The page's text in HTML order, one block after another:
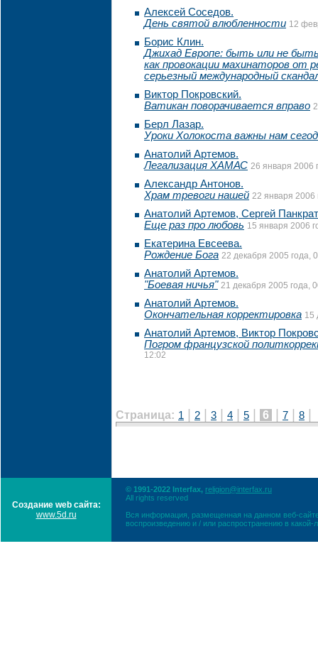
Алексей Соседов.
День святой влюбленности 12
Борис Клин.
Джихад Европе: быть или не
как провокации махинаторов от
серьезный международный
Виктор Покровский.
Ватикан поворачивается вправо
Берл Лазар.
Уроки Холокоста важны нам
Анатолий Артемов.
Легализация ХАМАС 26 января 2006
Александр Антонов.
Храм тревоги нашей 22 января 2006
Анатолий Артемов, Сергей
Еще раз про любовь 15 января 2006
Екатерина Евсеева.
Рождение Бога 22 декабря 2005 года,
Анатолий Артемов.
"Боевая ничья" 21 декабря 2005 года,
Анатолий Артемов.
Окончательная корректировка 15
Анатолий Артемов, Виктор
Погром французской
12:02
Страница: 1 | 2 | 3 | 4 | 5 | 6 | 7 | 8 |
Создание web сайта:
www.5d.ru
© 1991-2022 Interfax, religion@interfax.ru
All rights reserved
Вся информация, размещенная на данном веб-
воспроизведению и / или распространению в